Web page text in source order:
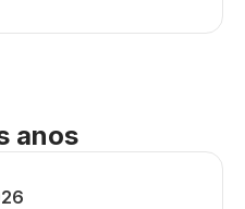
anos